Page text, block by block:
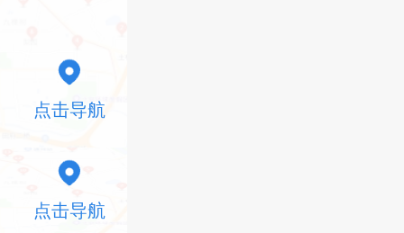
点击导航
点击导航